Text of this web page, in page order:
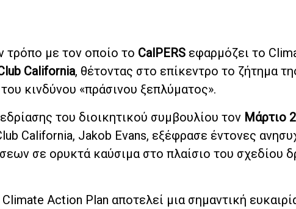
τρόπο με τον οποίο το CalPERS εφαρμόζει το
California, θέτοντας στο επίκεντρο το ζήτημα
κινδύνου «πράσινου ξεπλύματος».
του διοικητικού συμβουλίου τον Μάρτιο
California, Jakob Evans, εξέφρασε έντονες
σε ορυκτά καύσιμα στο πλαίσιο του σχεδίου
Action Plan αποτελεί μια σημαντική